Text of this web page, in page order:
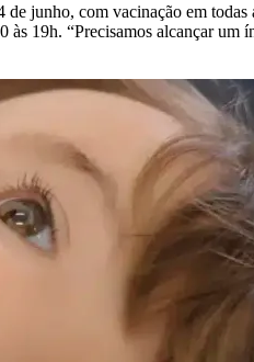
junho, com vacinação em
19h. “Precisamos alcançar